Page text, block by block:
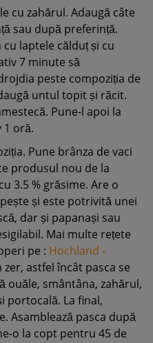
cu zahărul. Adaugă câte
sau după preferință.
laptele călduț și cu
7 minute să
peste compoziția de
untul topit și răcit.
Pune-l apoi la
oră.
Pune brânza de vaci
produsul nou de la
3.5 % grăsime. Are o
și este potrivită unei
dar și papanași sau
Mai multe rețete
pe : Hochland -
zer, astfel încât pasca se
ouăle, smântâna, zahărul,
portocală. La final,
Asamblează pasca după
o la copt pentru 45 de